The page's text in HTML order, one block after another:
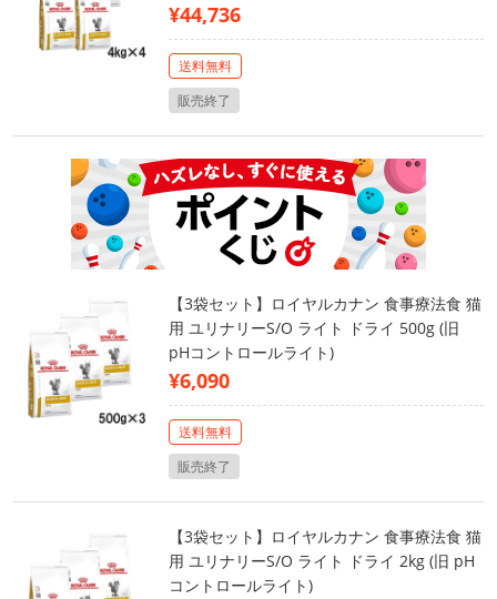
¥44,736
送料無料
販売終了
【3袋セット】ロイヤルカナン 食事療法食 猫
用 ユリナリーS/O ライト ドライ 500g (旧
pHコントロールライト)
¥6,090
送料無料
販売終了
【3袋セット】ロイヤルカナン 食事療法食 猫
用 ユリナリーS/O ライト ドライ 2kg (旧 pH
コントロールライト)